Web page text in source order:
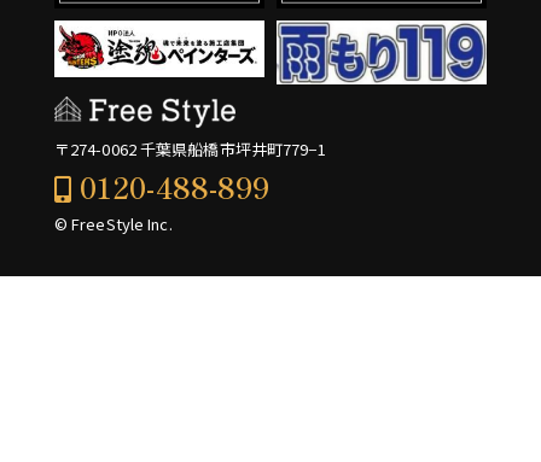
〒274-0062 千葉県船橋市坪井町779−1
0120-488-899
© FreeStyle Inc.